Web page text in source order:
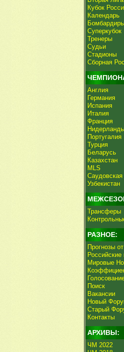
Кубок
Календарь
Суперкубок
Тренеры
Судьи
Стадионы
Сборная
Англия
Германия
Испания
Италия
Франция
Португалия
Турция
Беларусь
Казахстан
MLS
Узбекистан
Трансферы
РАЗНОЕ:
Прогнозы
Российские
Мировые
Поиск
Вакансии
Новый
Старый
Контакты
АРХИВЫ:
ЧМ 2022